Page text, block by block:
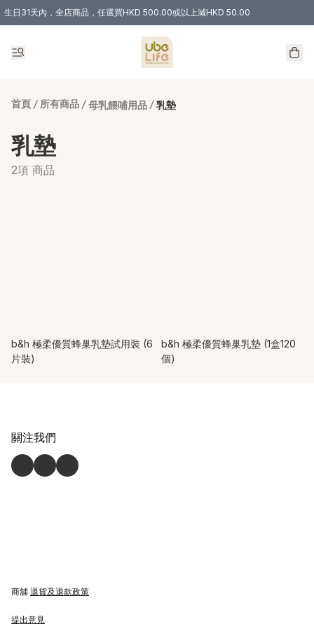
生日31天內，全店商品，任選買HKD 500.00或以上減HKD 50.00
購物滿 HKD 300.00即享免運費優惠！（適用於 特定的送貨方式 )
首頁 / 所有商品 / 母乳餵哺用品 / 乳墊
乳墊
2項 商品
b&h 極柔優質蜂巢乳墊試用裝 (6
片裝)
b&h 極柔優質蜂巢乳墊 (1盒120
個)
關注我們
商舖 退貨及退款政策
提出意見